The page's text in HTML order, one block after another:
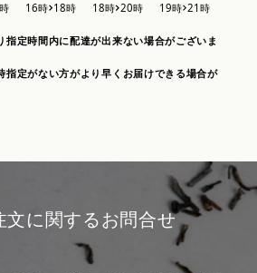
定時間内に配達が出来ない場合がございま
定がない方がより早くお届けできる場合が
文に関するお問合せ